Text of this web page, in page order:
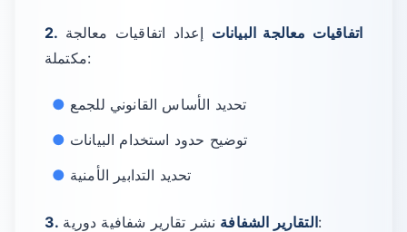
2. اتفاقيات معالجة البيانات إعداد اتفاقيات معالجة
مكتملة:
تحديد الأساس القانوني للجمع
توضيح حدود استخدام البيانات
تحديد التدابير الأمنية
3. التقارير الشفافةنشر تقارير شفافية دورية: